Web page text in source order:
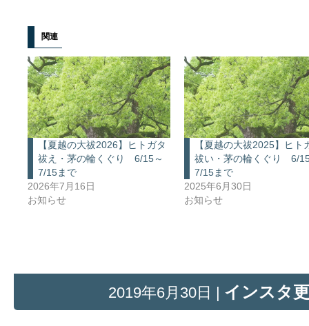
関連
【夏越の大祓2026】ヒトガタ
祓え・茅の輪くぐり 6/15～
7/15まで
2026年7月16日
お知らせ
【夏越の大祓2025】ヒト
祓い・茅の輪くぐり 6/
7/15まで
2025年6月30日
お知らせ
2019年6月30日 | インスタ